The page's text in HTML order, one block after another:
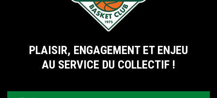
PLAISIR, ENGAGEMENT ET ENJEU
AU SERVICE DU COLLECTIF !